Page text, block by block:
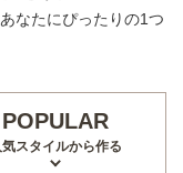
なたにぴったりの1つ
POPULAR
気スタイルから作る